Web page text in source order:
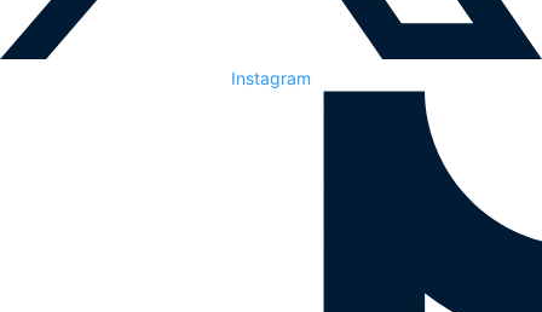
Instagram